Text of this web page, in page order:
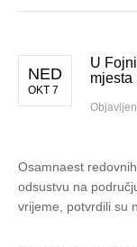
NED
OKT 7
U
mjesta
Osamnaest
odsustvu na
vrijeme, potvrdili su